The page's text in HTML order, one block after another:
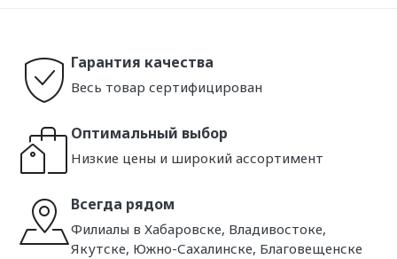
Гарантия качества
Весь товар сертифицирован
Оптимальный выбор
Низкие цены и широкий ассортимент
Всегда рядом
Филиалы в Хабаровске, Владивостоке,
Якутске, Южно-Сахалинске, Благовещенске